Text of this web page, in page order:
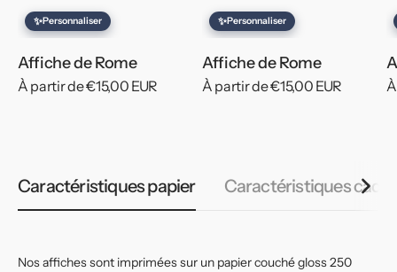
✨Personnaliser
Affiche de Rome
Prix
À partir de €15,00 EUR
✨Personnaliser
Affiche de Rome
Prix
À partir de €15,00 EUR
Caractéristiques papier Caractéristiques cadre
Nos affiches sont imprimées sur un papier couché gloss 250